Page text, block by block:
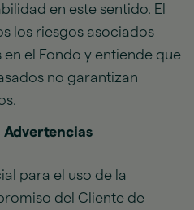
en este sentido. El
los riesgos asociados
en el Fondo y entiende que
no garantizan
Advertencias
para el uso de la
del Cliente de